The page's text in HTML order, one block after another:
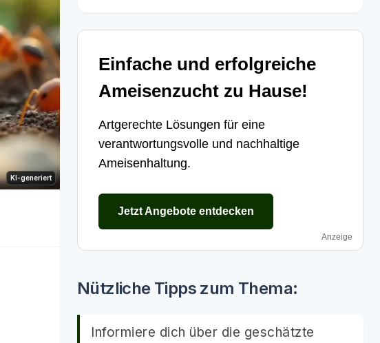
KI-generiert
Einfache und erfolgreiche
Ameisenzucht zu Hause!
Artgerechte Lösungen für eine
verantwortungsvolle und nachhaltige
Ameisenhaltung.
Jetzt Angebote entdecken
Anzeige
Nützliche Tipps zum Thema:
Informiere dich über die geschätzte